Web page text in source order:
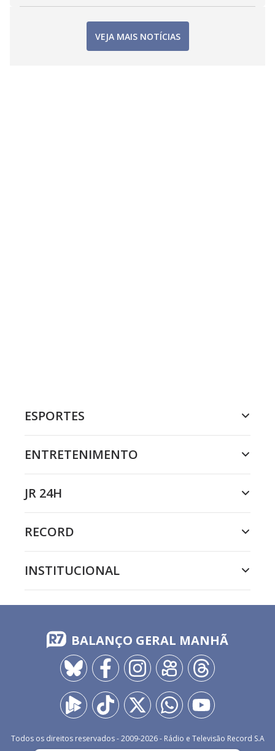
VEJA MAIS NOTÍCIAS
ESPORTES
ENTRETENIMENTO
JR 24H
RECORD
INSTITUCIONAL
BALANÇO GERAL MANHÃ
Todos os direitos reservados - 2009-2026- Rádio e Televisão Record S.A